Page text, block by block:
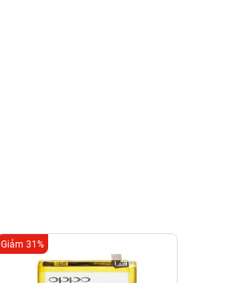
Giảm 31%